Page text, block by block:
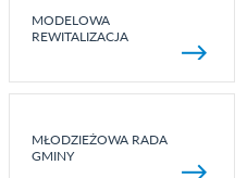
MODELOWA
REWITALIZACJA
MŁODZIEŻOWA RADA
GMINY